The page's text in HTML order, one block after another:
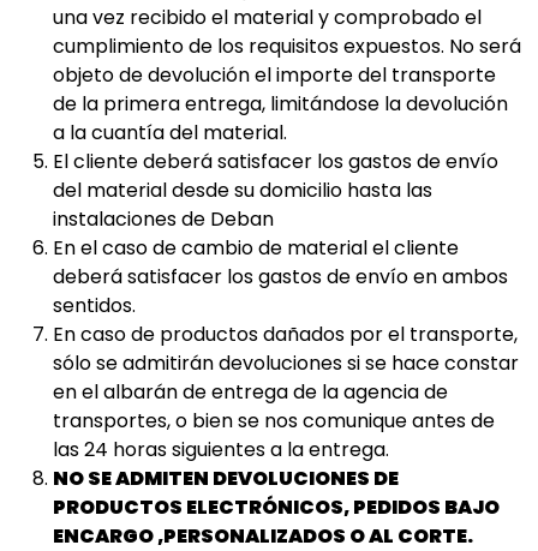
una vez recibido el material y comprobado el
cumplimiento de los requisitos expuestos. No será
objeto de devolución el importe del transporte
de la primera entrega, limitándose la devolución
a la cuantía del material.
El cliente deberá satisfacer los gastos de envío
del material desde su domicilio hasta las
instalaciones de Deban
En el caso de cambio de material el cliente
deberá satisfacer los gastos de envío en ambos
sentidos.
En caso de productos dañados por el transporte,
sólo se admitirán devoluciones si se hace constar
en el albarán de entrega de la agencia de
transportes, o bien se nos comunique antes de
las 24 horas siguientes a la entrega.
NO SE ADMITEN DEVOLUCIONES DE
PRODUCTOS ELECTRÓNICOS, PEDIDOS BAJO
ENCARGO ,PERSONALIZADOS O AL CORTE.